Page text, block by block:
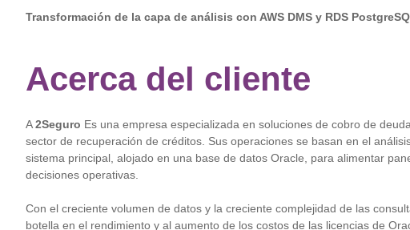
Transformación de la capa de análisis con AWS DMS y RDS
Acerca del cliente
A2Seguro Es una empresa especializada en soluciones de cobro de
sector de recuperación de créditos. Sus operaciones se basan en el
sistema principal, alojado en una base de datos Oracle, para alimentar
decisiones operativas.
Con el creciente volumen de datos y la creciente complejidad de las
botella en el rendimiento y al aumento de los costos de las licencias de